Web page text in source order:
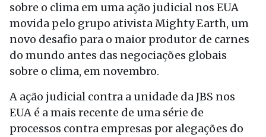
sobre o clima em uma ação judicial nos EUA
movida pelo grupo ativista Mighty Earth, um
novo desafio para o maior produtor de carnes
do mundo antes das negociações globais
sobre o clima, em novembro.
A ação judicial contra a unidade da JBS nos
EUA é a mais recente de uma série de
processos contra empresas por alegações do